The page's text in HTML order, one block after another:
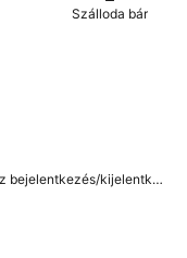
Szálloda bár
Expressz bejelentkezés/kijelentkezés